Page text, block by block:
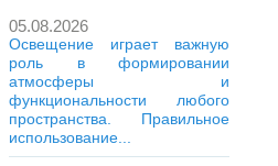
05.08.2026
Освещение играет важную
роль в формировании
атмосферы и
функциональности любого
пространства. Правильное
использование...